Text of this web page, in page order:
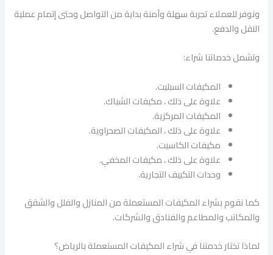
ونوفر للعملاء تجربة سهلة وآمنة بداية من التواصل وحتى إتمام عملية
النقل والدفع.
وتشمل خدماتنا شراء:
المكيفات السبليت.
علاوة على ذلك ، مكيفات الشباك.
المكيفات المركزية.
علاوة على ذلك ، المكيفات الصحراوية.
مكيفات الكاسيت.
علاوة على ذلك ، مكيفات المخفي.
وحدات التكييف التجارية.
كما نقوم بشراء المكيفات المستعملة من المنازل والفلل والشقق
والمكاتب والمطاعم والفنادق والشركات.
لماذا تختار خدمتنا في شراء المكيفات المستعملة بالرياض؟